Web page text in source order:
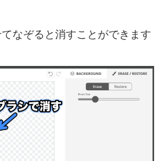
なぞると消すことができます